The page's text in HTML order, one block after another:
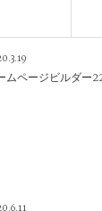
ムページビルダー